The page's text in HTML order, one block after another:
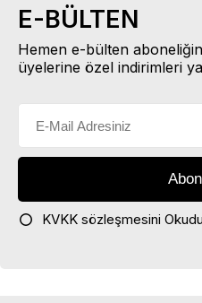
E-BÜLTEN
Hemen e-bülten
üyelerine özel indirimleri
KVKK sözleşmesini